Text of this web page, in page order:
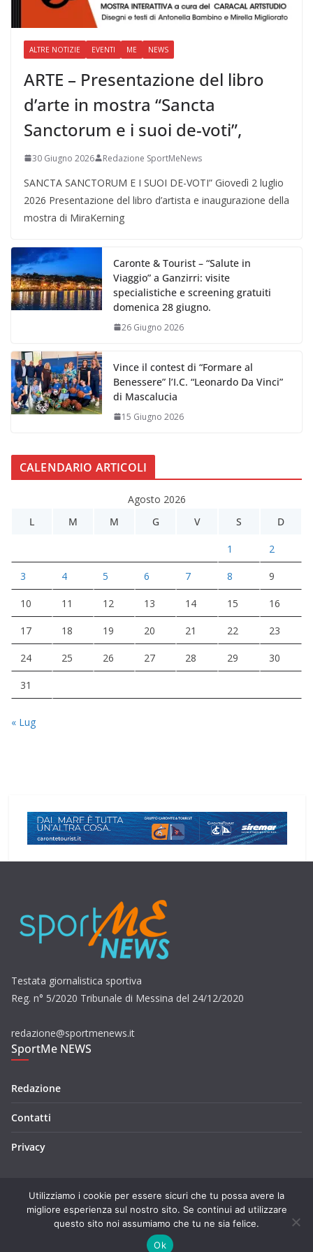
ALTRE NOTIZIE EVENTI ME NEWS
ARTE – Presentazione del libro
d’arte in mostra “Sancta
Sanctorum e i suoi de-voti”,
30 Giugno 2026 Redazione SportMeNews
SANCTA SANCTORUM E I SUOI DE-VOTI” Giovedì 2 luglio
2026 Presentazione del libro d’artista e inaugurazione della
mostra di MiraKerning
Caronte & Tourist – “Salute in
Viaggio” a Ganzirri: visite
specialistiche e screening gratuiti
domenica 28 giugno.
26 Giugno 2026
Vince il contest di “Formare al
Benessere” l’I.C. “Leonardo Da Vinci”
di Mascalucia
15 Giugno 2026
CALENDARIO ARTICOLI
Agosto 2026
L
M M G V S D
1 2
3 4 5 6 7 8 9
10 11 12 13 14 15 16
17 18 19 20 21 22 23
24 25 26 27 28 29 30
31
« Lug
Testata giornalistica sportiva
Reg. n° 5/2020 Tribunale di Messina del 24/12/2020
redazione@sportmenews.it
SportMe NEWS
Redazione
Contatti
Privacy
Copyright © 2026SportMe NEWS. Tutti i diritti riservati.
di ThemeGrill. Powered by
Utilizziamo i cookie per essere sicuri che tu possa avere la
migliore esperienza sul nostro sito. Se continui ad utilizzare
questo sito noi assumiamo che tu ne sia felice.
Ok